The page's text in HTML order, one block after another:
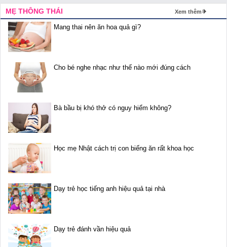
MẸ THÔNG THÁI Xem thêm
Mang thai nên ăn hoa quả gì?
Cho bé nghe nhạc như thế nào mới đúng cách
Bà bầu bị khó thở có nguy hiểm không?
Học mẹ Nhật cách trị con biếng ăn rất khoa học
Dạy trẻ học tiếng anh hiệu quả tại nhà
Dạy trẻ đánh vần hiệu quả